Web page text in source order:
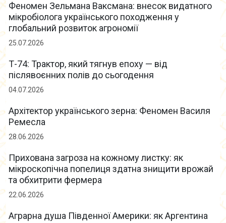
Феномен Зельмана Ваксмана: внесок видатного
мікробіолога українського походження у
глобальний розвиток агрономії
25.07.2026
Т-74: Трактор, який тягнув епоху — від
післявоєнних полів до сьогодення
04.07.2026
Архітектор українського зерна: Феномен Василя
Ремесла
28.06.2026
Прихована загроза на кожному листку: як
мікроскопічна попелиця здатна знищити врожай
та обхитрити фермера
22.06.2026
Аграрна душа Південної Америки: як Аргентина